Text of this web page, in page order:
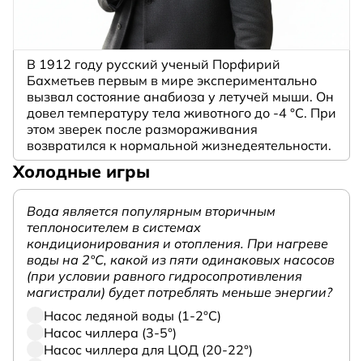
В 1912 году русский ученый Порфирий
Бахметьев первым в мире экспериментально
вызвал состояние анабиоза у летучей мыши. Он
довел температуру тела животного до -4 °C. При
этом зверек после размораживания
возвратился к нормальной жизнедеятельности.
Холодные игры
Вода является популярным вторичным
теплоносителем в системах
кондиционирования и отопления. При нагреве
воды на 2°С, какой из пяти одинаковых насосов
(при условии равного гидросопротивления
магистрали) будет потреблять меньше энергии?
Насос ледяной воды (1-2°С)
Насос чиллера (3-5°)
Насос чиллера для ЦОД (20-22°)